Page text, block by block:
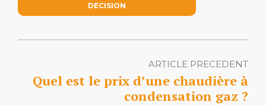
DECISION
ARTICLE PRECEDENT
Quel est le prix d’une chaudière à
condensation gaz ?